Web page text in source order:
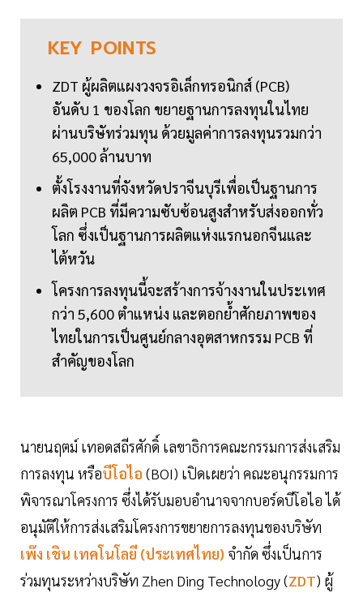
KEY POINTS
ZDT ผู้ผลิตแผงวงจรอิเล็กทรอนิกส์ (PCB)
อันดับ 1 ของโลก ขยายฐานการลงทุนในไทย
ผ่านบริษัทร่วมทุน ด้วยมูลค่าการลงทุนรวมกว่า
65,000 ล้านบาท
ตั้งโรงงานที่จังหวัดปราจีนบุรีเพื่อเป็นฐานการ
ผลิต PCB ที่มีความซับซ้อนสูงสำหรับส่งออกทั่ว
โลก ซึ่งเป็นฐานการผลิตแห่งแรกนอกจีนและ
ไต้หวัน
โครงการลงทุนนี้จะสร้างการจ้างงานในประเทศ
กว่า 5,600 ตำแหน่ง และตอกย้ำศักยภาพของ
ไทยในการเป็นศูนย์กลางอุตสาหกรรม PCB ที่
สำคัญของโลก
นายนฤตม์ เทอดสถีรศักดิ์ เลขาธิการคณะกรรมการส่งเสริม
การลงทุน หรือบีโอไอ (BOI) เปิดเผยว่า คณะอนุกรรมการ
พิจารณาโครงการ ซึ่งได้รับมอบอำนาจจากบอร์ดบีโอไอ ได้
อนุมัติให้การส่งเสริมโครงการขยายการลงทุนของบริษัท
เพ๊ง เชิน เทคโนโลยี (ประเทศไทย) จำกัด ซึ่งเป็นการ
ร่วมทุนระหว่างบริษัท Zhen Ding Technology (ZDT) ผู้